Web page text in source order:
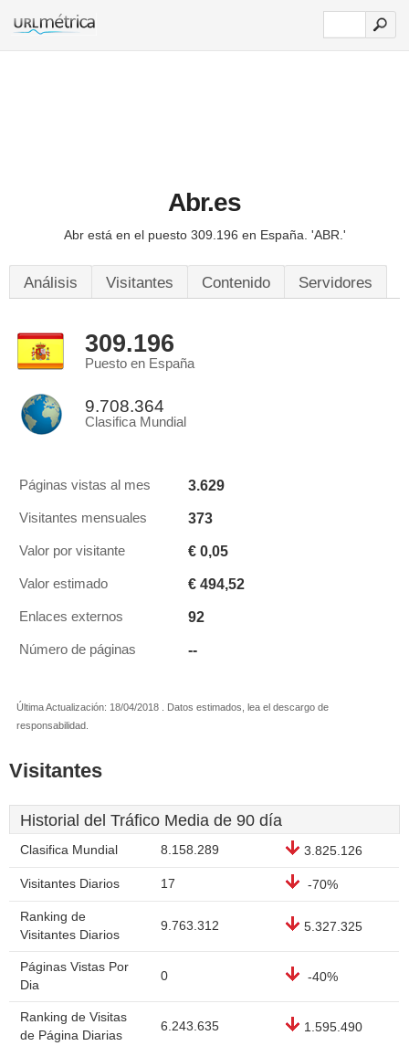
Abr.es
Abr está en el puesto 309.196 en España. 'ABR.'
Análisis Visitantes Contenido Servidores
309.196
Puesto en España
9.708.364
Clasifica Mundial
Páginas vistas al mes 3.629
Visitantes mensuales 373
Valor por visitante € 0,05
Valor estimado € 494,52
Enlaces externos 92
Número de páginas --
Última Actualización: 18/04/2018 . Datos estimados, lea el descargo de
responsabilidad.
Visitantes
Historial del Tráfico Media de 90 día
Clasifica Mundial 8.158.289 3.825.126
Visitantes Diarios 17 -70%
Ranking de
Visitantes Diarios
9.763.312 5.327.325
Páginas Vistas Por
Dia
0 -40%
Ranking de Visitas
de Página Diarias
6.243.635 1.595.490